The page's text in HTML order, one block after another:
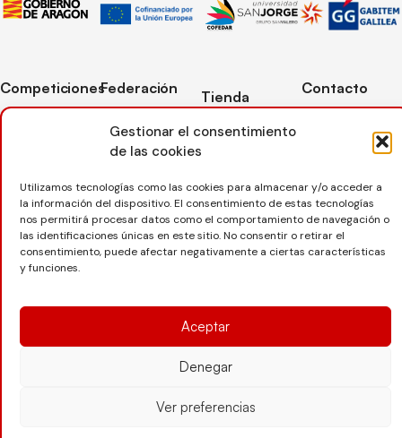
Gestionar el consentimiento
de las cookies
Utilizamos tecnologías como las cookies para almacenar y/o acceder a
la información del dispositivo. El consentimiento de estas tecnologías
nos permitirá procesar datos como el comportamiento de navegación o
las identificaciones únicas en este sitio. No consentir o retirar el
consentimiento, puede afectar negativamente a ciertas características
y funciones.
Aceptar
Denegar
Ver preferencias
Competiciones
Competiciones
Playa
Competiciones
Nieve
Federación
Transparencia
Entrenadores
Seguro
deportivo
Tienda
Mi cuenta
Lista deseos
Pasarela pago
Devoluciones
Contacto
50-54,
50003,
976 73 08 41
Copyright © 2025 Federación Aragonesa de Voleibol |
Desarrollado porTOOOLS
Protección de datosDeclaración de Accesibilidad